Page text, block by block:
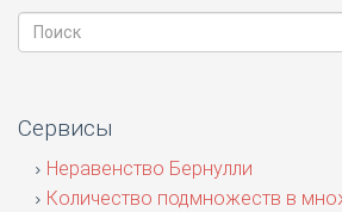
Сервисы
Неравенство Бернулли
Количество подмножеств в